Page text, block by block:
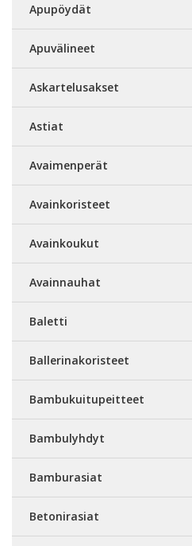
Apupöydät
Apuvälineet
Askartelusakset
Astiat
Avaimenperät
Avainkoristeet
Avainkoukut
Avainnauhat
Baletti
Ballerinakoristeet
Bambukuitupeitteet
Bambulyhdyt
Bamburasiat
Betonirasiat